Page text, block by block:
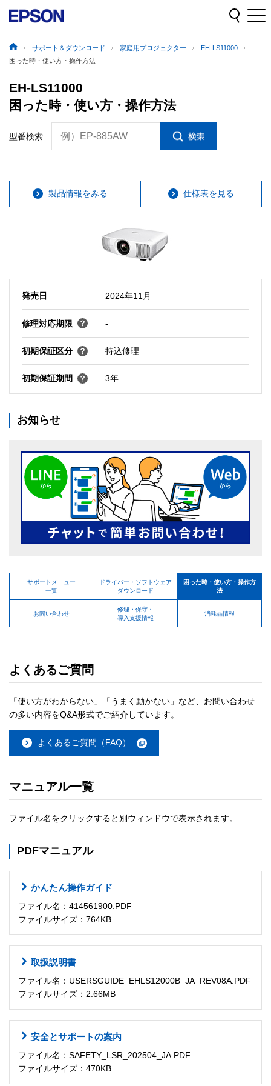
サポート＆ダウンロード 家庭用プロジェクター
EH-LS11000
困った時・使い方・操作方法
EH-LS11000
困った時・使い方・操作方法
型番検索 例）EP-885AW
製品情報をみる 仕様表を見る
発売日 2024年11月
修理対応期限 -
初期保証区分 持込修理
初期保証期間 3年
お知らせ
サポートメニュー
一覧
ドライバー・ソフトウェア
ダウンロード
困った時・使い方・操作方
法
お問い合わせ
修理・保守・
導入支援情報
消耗品情報
よくあるご質問
「使い方がわからない」「うまく動かない」など、お問い合わせ
の多い内容をQ&A形式でご紹介しています。
よくあるご質問（FAQ）
マニュアル一覧
ファイル名をクリックすると別ウィンドウで表示されます。
PDFマニュアル
かんたん操作ガイド
ファイル名：414561900.PDF
ファイルサイズ：764KB
取扱説明書
ファイル名：USERSGUIDE_EHLS12000B_JA_REV08A.PDF
ファイルサイズ：2.66MB
安全とサポートの案内
ファイル名：SAFETY_LSR_202504_JA.PDF
ファイルサイズ：470KB